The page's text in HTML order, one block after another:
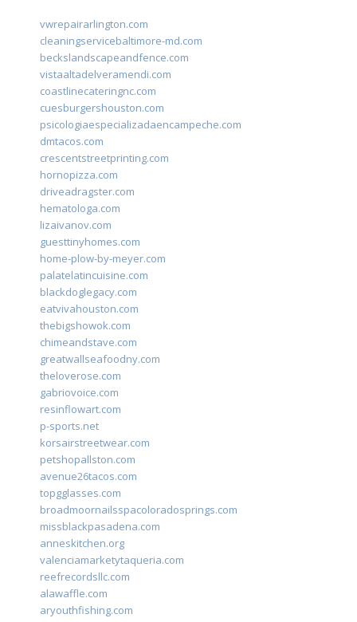
vwrepairarlington.com
cleaningservicebaltimore-md.com
beckslandscapeandfence.com
vistaaltadelveramendi.com
coastlinecateringnc.com
cuesburgershouston.com
psicologiaespecializadaencampeche.com
dmtacos.com
crescentstreetprinting.com
hornopizza.com
driveadragster.com
hematologa.com
lizaivanov.com
guesttinyhomes.com
home-plow-by-meyer.com
palatelatincuisine.com
blackdoglegacy.com
eatvivahouston.com
thebigshowok.com
chimeandstave.com
greatwallseafoodny.com
theloverose.com
gabriovoice.com
resinflowart.com
p-sports.net
korsairstreetwear.com
petshopallston.com
avenue26tacos.com
topgglasses.com
broadmoornailsspacoloradosprings.com
missblackpasadena.com
anneskitchen.org
valenciamarketytaqueria.com
reefrecordsllc.com
alawaffle.com
aryouthfishing.com